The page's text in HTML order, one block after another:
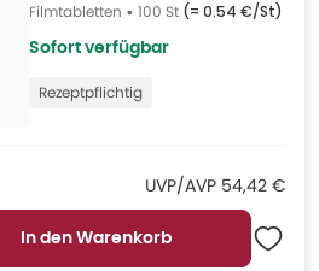
Filmtabletten • 100 St (= 0.54 €/St)
Sofort verfügbar
Rezeptpflichtig
UVP/AVP UVP/AVP
54,42 €
In den Warenkorb